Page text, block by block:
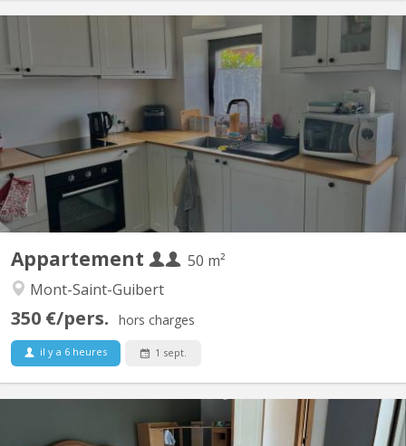
Appartement
50 m²
Mont-Saint-Guibert
350 €/pers. hors charges
il y a 6 heures 1 sept.
KV 2223
Duplex de 50 m2 situé à Mont-Saint-Guibert dans rue calme Rue
Demi-Lune Le rez comporte un coin cuisine et un salon. A
l'étage, se trouvent une chambre à coucher, la salle de bain
(douche) et la toilette (wc séparé) Un espace buanderie est à
disposition. Pour couple d'étudiant. e. s ou 1...
KV 2096